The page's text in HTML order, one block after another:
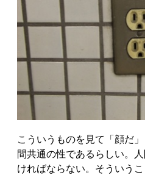
こういうものを見て「顔だ
間共通の性であるらしい。
ければならない。そういう